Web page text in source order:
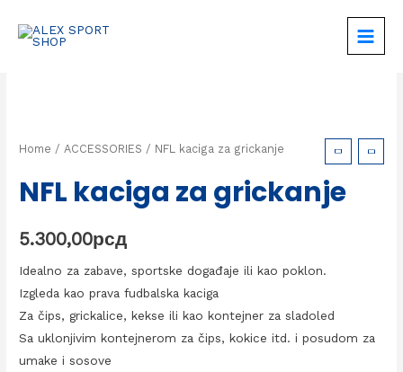
Home / ACCESSORIES / NFL kaciga za grickanje
NFL kaciga za grickanje
5.300,00рсд
Idealno za zabave, sportske događaje ili kao poklon.
Izgleda kao prava fudbalska kaciga
Za čips, grickalice, kekse ili kao kontejner za sladoled
Sa uklonjivim kontejnerom za čips, kokice itd. i posudom za
umake i sosove